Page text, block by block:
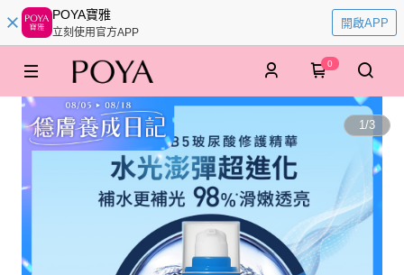
POYA寶雅
立刻使用官方APP
開啟APP
0
1/3